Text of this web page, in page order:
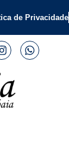
de Privacidade